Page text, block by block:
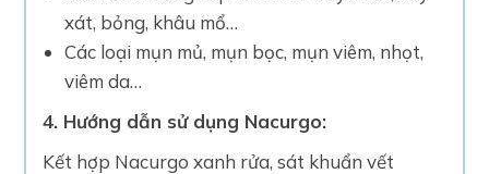
xát, bỏng, khâu mổ…
Các loại mụn mủ, mụn bọc, mụn viêm, nhọt,
viêm da…
4. Hướng dẫn sử dụng Nacurgo:
Kết hợp Nacurgo xanh rửa, sát khuẩn vết